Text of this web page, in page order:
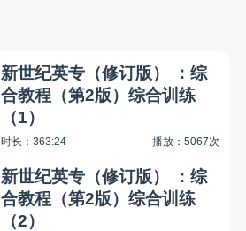
新世纪英专（修订版） ：综
合教程（第2版）综合训练
（1）
时长：363:24 播放：5067次
新世纪英专（修订版） ：综
合教程（第2版）综合训练
（2）